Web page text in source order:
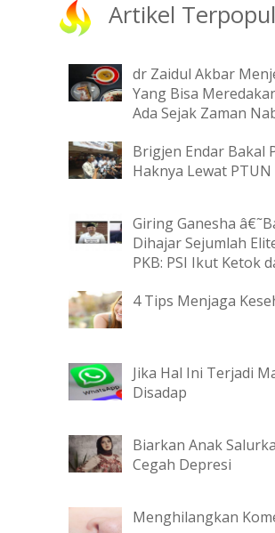
Artikel
dr Zaidul Akbar
Yang Bisa
Ada Sejak Zaman
Brigjen Endar Bakal
Haknya Lewat PTUN
Giring Ganesha
Dihajar Sejumlah
PKB: PSI Ikut Ketok
4 Tips Menjaga
Jika Hal Ini Terjadi
Disadap
Biarkan Anak
Cegah Depresi
Menghilangkan